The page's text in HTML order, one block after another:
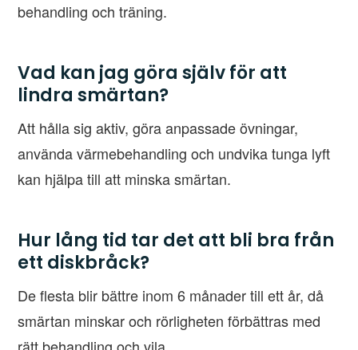
behandling och träning.
Vad kan jag göra själv för att
lindra smärtan?
Att hålla sig aktiv, göra anpassade övningar,
använda värmebehandling och undvika tunga lyft
kan hjälpa till att minska smärtan.
Hur lång tid tar det att bli bra från
ett diskbråck?
De flesta blir bättre inom 6 månader till ett år, då
smärtan minskar och rörligheten förbättras med